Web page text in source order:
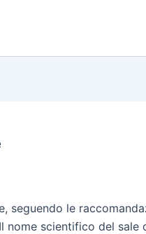
seguendo le
nome scientifico del